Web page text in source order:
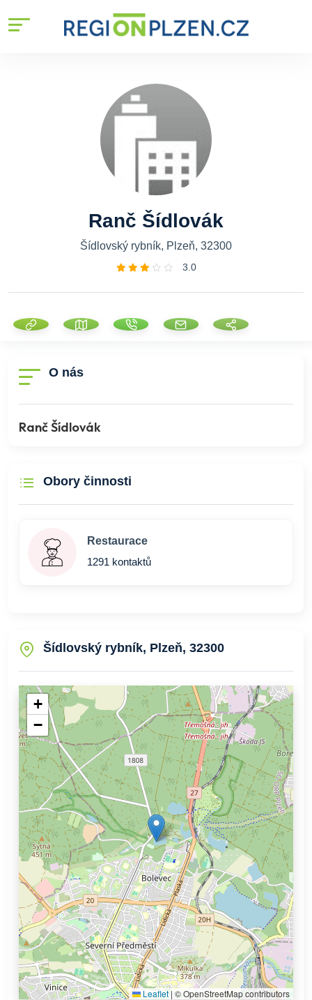
Ranč Šídlovák
Šídlovský rybník, Plzeň, 32300
3.0
O nás
Ranč Šídlovák
Obory činnosti
Restaurace
1291 kontaktů
Šídlovský rybník, Plzeň, 32300
+
−
Leaflet |© OpenStreetMap contributors